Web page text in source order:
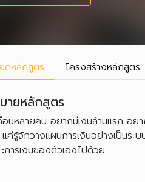
ดหลักสูตร โครงสร้างหลักสูตร
ายหลักสูตร
อนหลายคน อยากมีเงินล้านแรก อ
แค่รู้จักวางแผนการเงินอย่างเป็นร
ารเงินของตัวเองไปด้วย